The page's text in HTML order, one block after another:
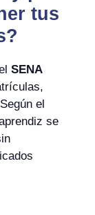
tus
SENA
el
se